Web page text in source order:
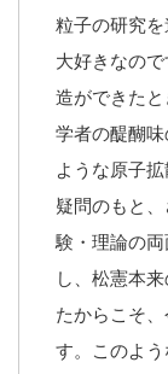
粒子の研究
大好きなので
造ができた
学者の醍醐
ような原子
疑問のもと
験・理論の
し、松憲本
たからこそ
す。このよ